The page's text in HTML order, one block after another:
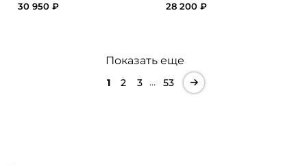
30 950 ₽
28 200 ₽
Показать еще
1 2 3 … 53